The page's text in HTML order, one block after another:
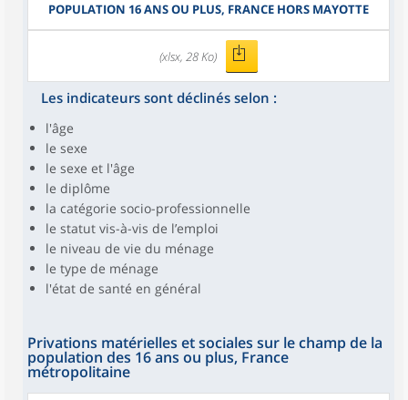
POPULATION 16 ANS OU PLUS, FRANCE HORS MAYOTTE
(xlsx, 28 Ko)
Les indicateurs sont déclinés selon :
l'âge
le sexe
le sexe et l'âge
le diplôme
la catégorie socio-professionnelle
le statut vis-à-vis de l’emploi
le niveau de vie du ménage
le type de ménage
l'état de santé en général
Privations matérielles et sociales sur le champ de la
population des 16 ans ou plus, France
métropolitaine